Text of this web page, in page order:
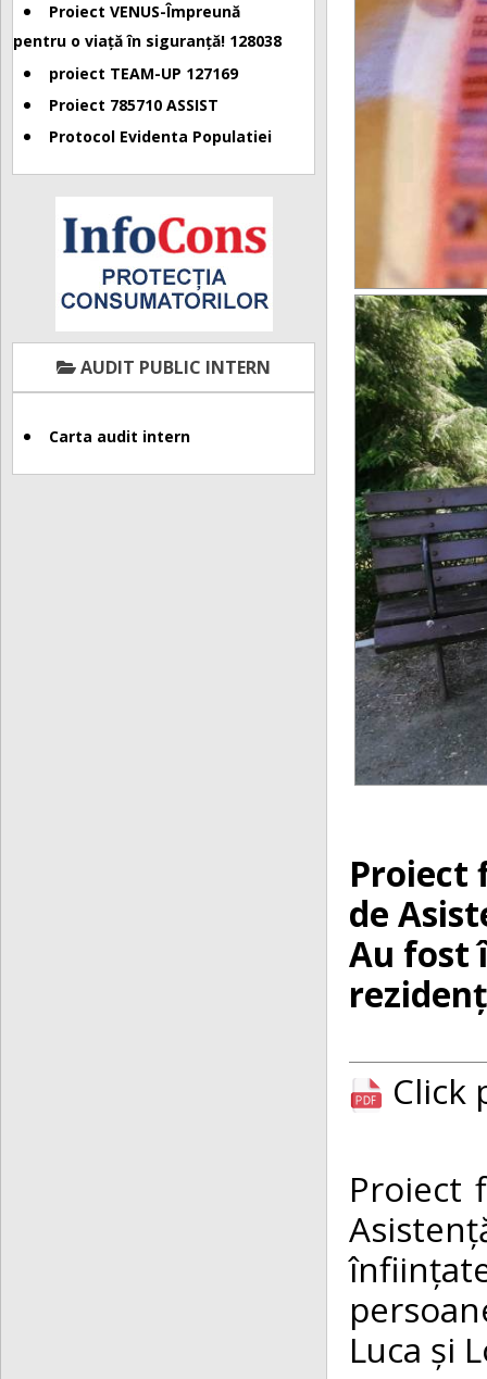
Proiect VENUS-Împreună
pentru o viață în siguranță! 128038
proiect TEAM-UP 127169
Proiect 785710 ASSIST
Protocol Evidenta Populatiei
AUDIT PUBLIC INTERN
Carta audit intern
Proiect
de
Au fost
Click
Proiect
Luca și